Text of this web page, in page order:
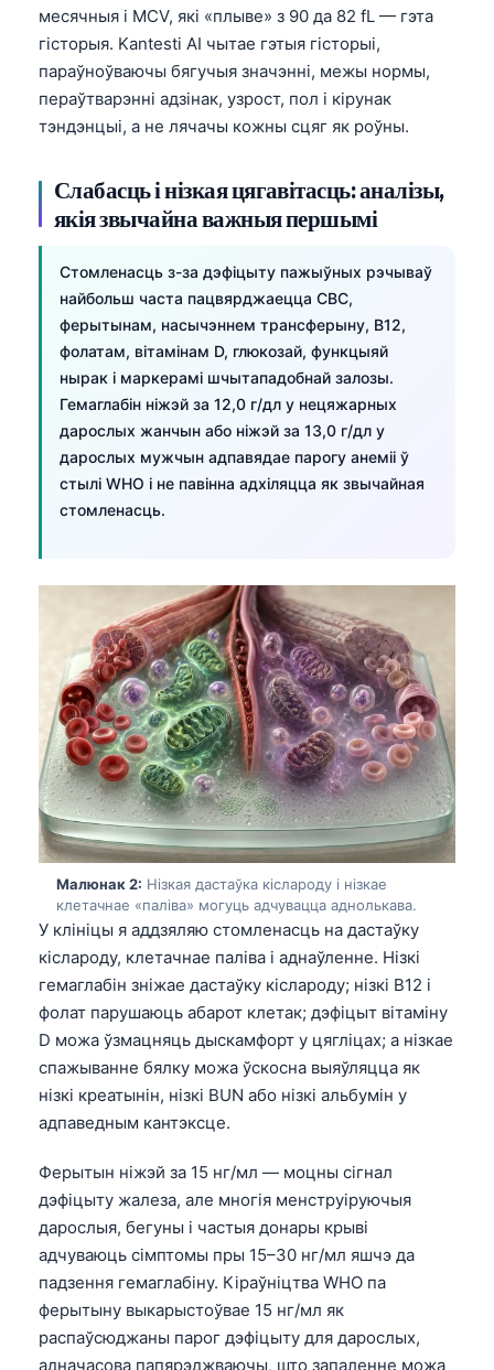
месячныя і MCV, які «плыве» з 90 да 82 fL — гэта
гісторыя. Kantesti AI чытае гэтыя гісторыі,
параўноўваючы бягучыя значэнні, межы нормы,
пераўтварэнні адзінак, узрост, пол і кірунак
тэндэнцыі, а не лячачы кожны сцяг як роўны.
Слабасць і нізкая цягавітасць: аналізы,
якія звычайна важныя першымі
Стомленасць з-за дэфіцыту пажыўных рэчываў
найбольш часта пацвярджаецца CBC,
ферытынам, насычэннем трансферыну, B12,
фолатам, вітамінам D, глюкозай, функцыяй
нырак і маркерамі шчытападобнай залозы.
Гемаглабін ніжэй за 12,0 г/дл у нецяжарных
дарослых жанчын або ніжэй за 13,0 г/дл у
дарослых мужчын адпавядае парогу анеміі ў
стылі WHO і не павінна адхіляцца як звычайная
стомленасць.
Малюнак 2: Нізкая дастаўка кіслароду і нізкае
клетачнае «паліва» могуць адчувацца аднолькава.
У клініцы я аддзяляю стомленасць на дастаўку
кіслароду, клетачнае паліва і аднаўленне. Нізкі
гемаглабін зніжае дастаўку кіслароду; нізкі B12 і
фолат парушаюць абарот клетак; дэфіцыт вітаміну
D можа ўзмацняць дыскамфорт у цягліцах; а нізкае
спажыванне бялку можа ўскосна выяўляцца як
нізкі креатынін, нізкі BUN або нізкі альбумін у
адпаведным кантэксце.
Ферытын ніжэй за 15 нг/мл — моцны сігнал
дэфіцыту жалеза, але многія менструіруючыя
дарослыя, бегуны і частыя донары крыві
адчуваюць сімптомы пры 15–30 нг/мл яшчэ да
падзення гемаглабіну. Кіраўніцтва WHO па
ферытыну выкарыстоўвае 15 нг/мл як
распаўсюджаны парог дэфіцыту для дарослых,
адначасова папярэджваючы, што запаленне можа